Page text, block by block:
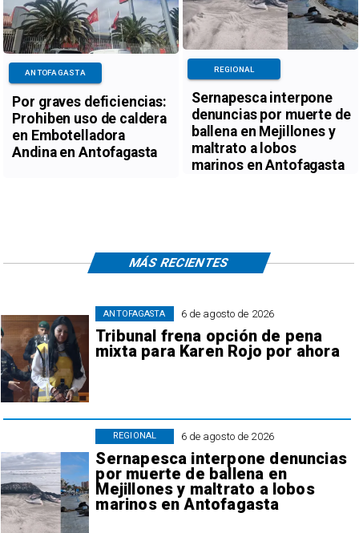
Por graves deficiencias:
Prohiben uso de caldera
en Embotelladora
Andina en Antofagasta
ANTOFAGASTA
Sernapesca interpone
denuncias por muerte de
ballena en Mejillones y
maltrato a lobos
marinos en Antofagasta
REGIONAL
6 de agosto de 2026
Tribunal frena opción de pena
mixta para Karen Rojo por ahora
ANTOFAGASTA
6 de agosto de 2026
Sernapesca interpone denuncias
por muerte de ballena en
Mejillones y maltrato a lobos
marinos en Antofagasta
REGIONAL
MÁS RECIENTES